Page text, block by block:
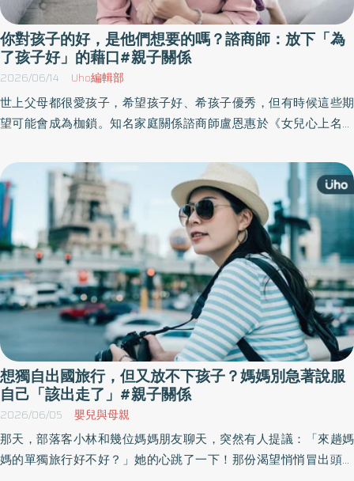
你對孩子的好，是他們想要的嗎？諮商師：放下「為
了孩子好」的藉口#親子關係
2026/06/14 Uho編輯部
世上父母都很愛孩子，希望孩子好、希孩子優秀，但有時候這些期
望可能會成為枷鎖。知名家庭關係諮商師盧恩惠於《女兒心上名為
「母女關係解方」，幫助所有女兒們告別母愛創傷、修復破碎關
係，過上更幸福的生活。以下為原書摘文：
想獨自出國旅行，但又放不下孩子？媽媽別急著說服
自己「該出走了」#親子關係
2026/06/05 嬰兒與母親
那天，部落客小林和幾位媽媽朋友聊天，突然有人提議：「來趟媽
媽的單獨旅行好不好？」她的心跳了一下！那份渴望悄悄冒出頭，